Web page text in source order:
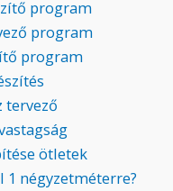
program
program
program
tervező
ötletek
1 négyzetméterre?